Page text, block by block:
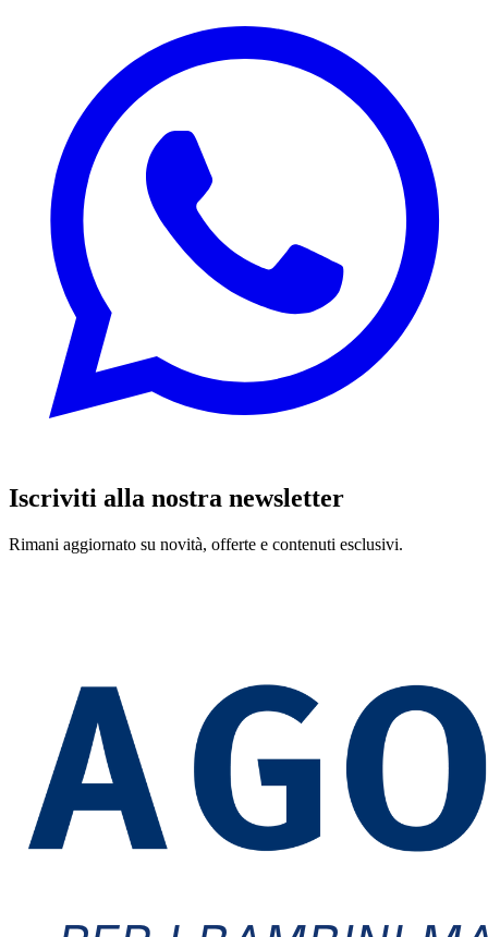
Iscriviti alla nostra newsletter
Rimani aggiornato su novità, offerte e contenuti esclusivi.